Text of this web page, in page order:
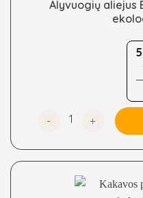
Alyvuogių aliejus
produkto kiekis: